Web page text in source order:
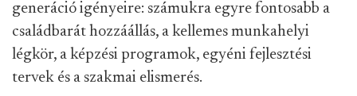
generáció igényeire: számukra egyre fontosabb a
családbarát hozzáállás, a kellemes munkahelyi
légkör, a képzési programok, egyéni fejlesztési
tervek és a szakmai elismerés.